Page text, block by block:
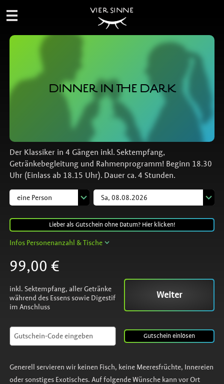
VIER SINNE
DINNER IN THE DARK
Der Klassiker in 4 Gängen inkl. Sektempfang,
Getränkebegleitung und Rahmenprogramm! Beginn 18.30
Uhr (Einlass ab 18.15 Uhr). Dauer ca. 4 Stunden.
Lieber als Gutschein ohne Datum? Hier klicken!
Infos Personenanzahl & Tische
99,00 €
inkl. Sektempfang, aller Getränke
während des Essens sowie Digestif
im Anschluss
Weiter
Gutschein einlösen
Generell servieren wir keinen Fisch, keine Meeresfrüchte, Innereien
oder sonstiges Exotisches. Auf folgende Wünsche kann vor Ort